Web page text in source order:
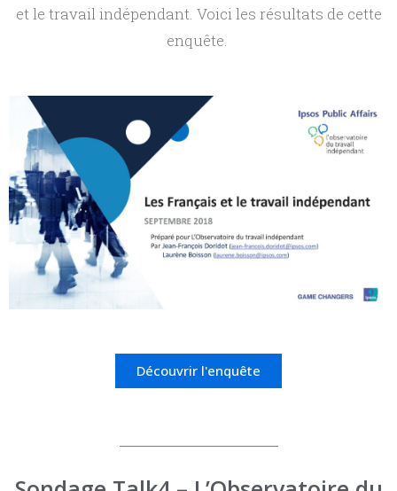
et le travail indépendant. Voici les résultats de cette
enquête.
Découvrir l'enquête